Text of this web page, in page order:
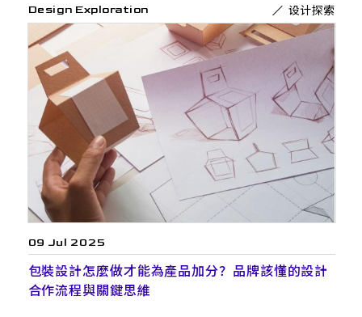
Design Exploration 设计探索
09 Jul 2025
包裝設計怎麼做才能為產品加分？品牌該懂的設計
合作流程與關鍵思維